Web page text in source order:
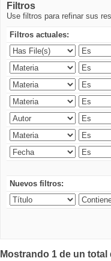
Filtros
Use filtros para refinar sus
Filtros actuales:
Nuevos filtros:
Mostrando 1 de un